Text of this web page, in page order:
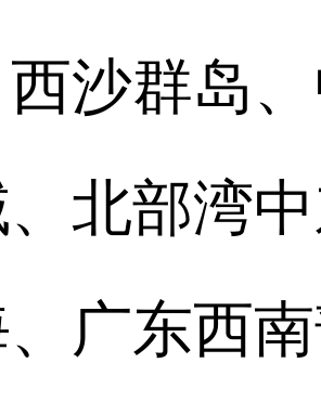
沙群岛
北部湾
广东西